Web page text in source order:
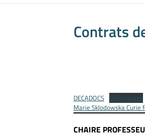
Contrats
DECADOCS Télécharger
Marie Sklodowska Curie
CHAIRE